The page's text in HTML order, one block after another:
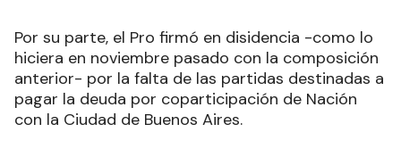
Por su parte, el Pro firmó en disidencia -como lo
hiciera en noviembre pasado con la composición
anterior- por la falta de las partidas destinadas a
pagar la deuda por coparticipación de Nación
con la Ciudad de Buenos Aires.